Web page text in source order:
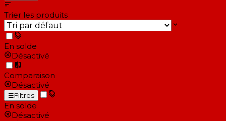
Trier les produits
En solde
Désactivé
Comparaison
Désactivé
☰Filtres
En solde
Désactivé